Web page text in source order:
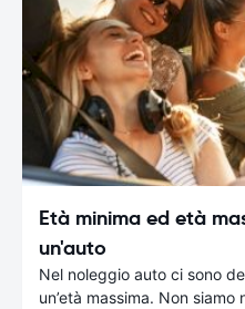
Età minima ed età
un'auto
Nel noleggio auto ci sono
un’età massima. Non